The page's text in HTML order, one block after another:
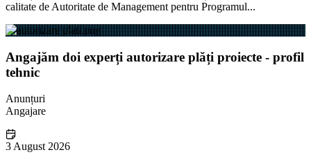
calitate de Autoritate de Management pentru Programul...
Angajăm doi experți autorizare plăți proiecte - profil
tehnic
Anunțuri
Angajare
3 August 2026